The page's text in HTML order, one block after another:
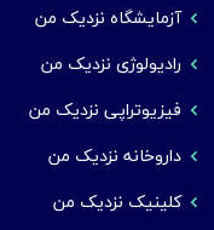
آزمایشگاه نزدیک من
رادیولوژی نزدیک من
فیزیوتراپی نزدیک من
داروخانه نزدیک من
کلینیک نزدیک من